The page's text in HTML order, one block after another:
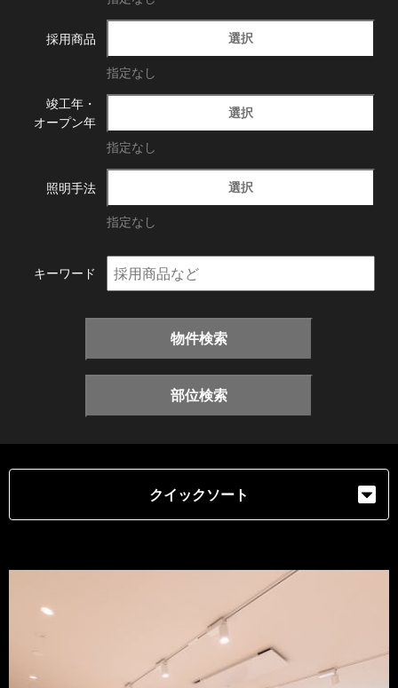
採用商品 選択
指定なし
竣工年・
オープン年
選択
指定なし
照明手法 選択
指定なし
キーワード
物件検索
部位検索
クイックソート